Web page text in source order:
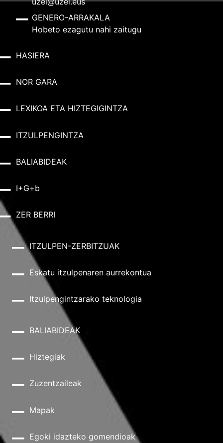
GENERO-ARRAKALA
Hobeto ezagutu nahi zaitugu
HASIERA
NOR GARA
LEXIKOA ETA HIZTEGIGINTZA
ITZULPENGINTZA
BALIABIDEAK
I+G+b
ZER BERRI
ITZULPEN-ZERBITZUAK
Eskatu itzulpenaren aurrekontua
Itzulpengintzarako teknologia
BALIABIDEAK
Hiztegiak
Zuzentzaileak
Mapak
Egoki idazteko gomendioak